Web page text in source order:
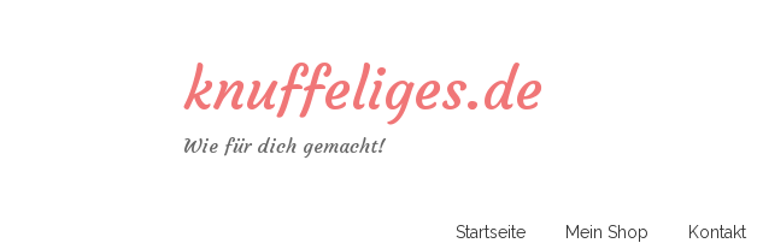
knuffeliges.de
Wie für dich gemacht!
Startseite Mein Shop Kontakt